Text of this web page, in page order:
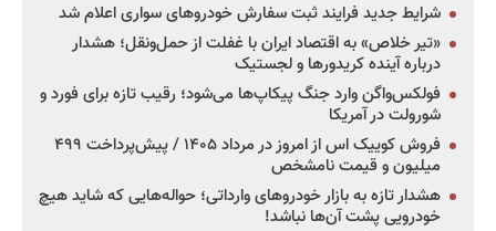
شرایط جدید فرایند ثبت سفارش خودروهای سواری اعلام شد
«تیر خلاص» به اقتصاد ایران با غفلت از حمل‌ونقل؛ هشدار
درباره آینده کریدورها و لجستیک
فولکس‌واگن وارد جنگ پیکاپ‌ها می‌شود؛ رقیب تازه برای فورد و
شورولت در آمریکا
فروش کوییک اس از امروز در مرداد ۱۴۰۵ / پیش‌پرداخت ۴۹۹
میلیون و قیمت نامشخص
هشدار تازه به بازار خودروهای وارداتی؛ حواله‌هایی که شاید هیچ
خودرویی پشت آن‌ها نباشد!